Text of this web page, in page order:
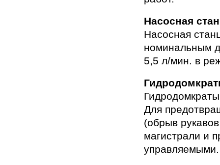
Насосная
Насосная
номинальным
5,5 л/мин. в
Для
(обрыв
магистрали и
управляемыми.